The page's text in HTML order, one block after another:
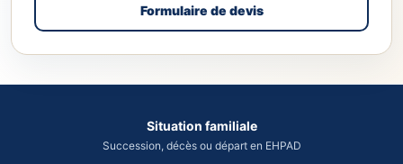
Formulaire de devis
Situation familiale
Succession, décès ou départ en EHPAD